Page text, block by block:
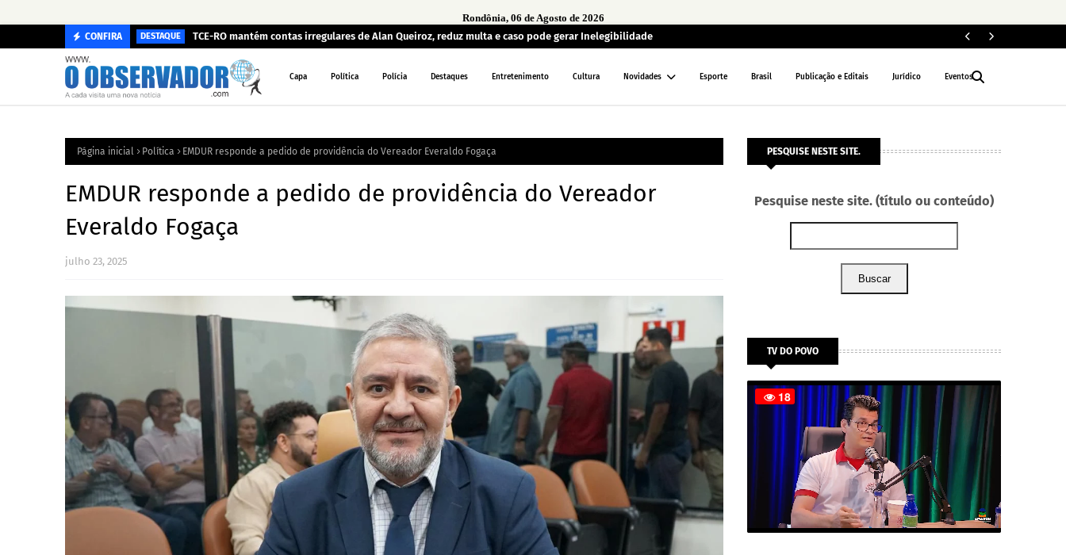
Rondônia, 06 de Agosto de 2026
CONFIRA DESTAQUE TCE-RO mantém contas irregulares de Alan Queiroz, reduz multa e caso pode gerar Inelegibilidade
Capa Política Polícia Destaques Entretenimento Cultura Novidades Esporte Brasil Publicação e Editais Jurídico Eventos
Página inicial Política EMDUR responde a pedido de providência do Vereador Everaldo Fogaça
EMDUR responde a pedido de providência do Vereador
Everaldo Fogaça
julho 23, 2025
PESQUISE NESTE SITE.
Pesquise neste site. (título ou conteúdo)
Buscar
TV DO POVO